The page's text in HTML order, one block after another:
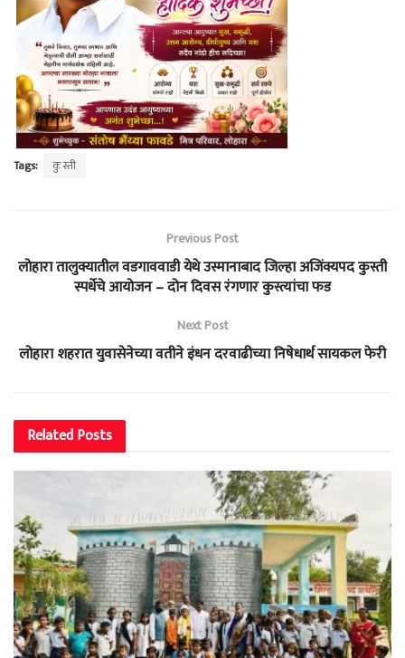
Tags: कुस्ती
Previous Post
लोहारा तालुक्यातील वडगाववाडी येथे उस्मानाबाद जिल्हा अजिंक्यपद कुस्ती
स्पर्धेचे आयोजन – दोन दिवस रंगणार कुस्त्यांचा फड
Next Post
लोहारा शहरात युवासेनेच्या वतीने इंधन दरवाढीच्या निषेधार्थ सायकल फेरी
RelatedPosts